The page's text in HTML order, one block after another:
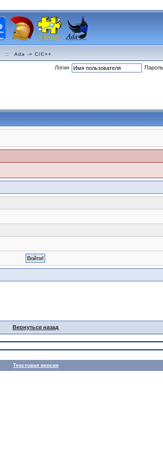
:: Ada -> C/C++
Логин
Вернуться назад
Текстовая версия